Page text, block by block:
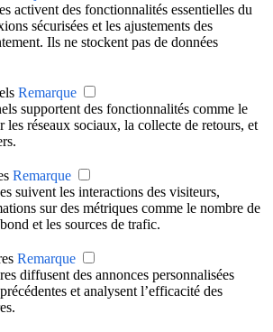
activent des fonctionnalités essentielles du
sécurisées et les ajustements des
Ils ne stockent pas de données
Remarque
supportent des fonctionnalités comme le
les réseaux sociaux, la collecte de retours, et
Remarque
suivent les interactions des visiteurs,
sur des métriques comme le nombre de
et les sources de trafic.
Remarque
diffusent des annonces personnalisées
et analysent l’efficacité des